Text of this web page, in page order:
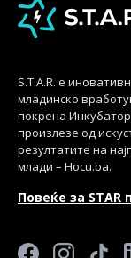
S.T.A.R. е
младинско
покрена
произлезе од
резултатите на
млади – Hocu.ba.
Повеќе за